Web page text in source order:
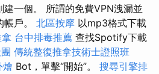
建一個。 所謂的免費VPN洩漏並
戶。 北區按摩 以mp3格式下載
台中排毒推薦 查找Spotify下載
傳統整復推拿技術士證照班
燴 Bot，單擊“開始”。 搜尋引擎排